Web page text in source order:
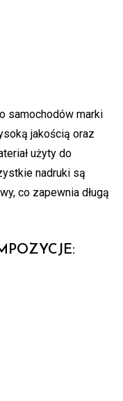
samochodów marki
jakością oraz
użyty do
nadruki są
co zapewnia długą